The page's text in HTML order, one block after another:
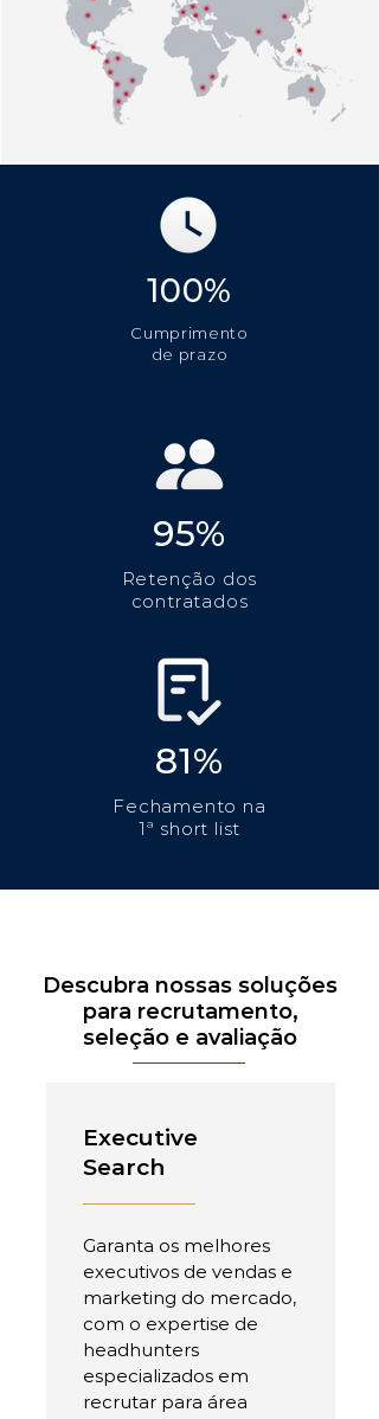
100%
Cumprimento
de prazo
95%
Retenção dos
contratados
81%
Fechamento na
1ª short list
Descubra nossas soluções
para recrutamento,
seleção e avaliação
Executive
Search
Garanta os melhores
executivos de vendas e
marketing do mercado,
com o expertise de
headhunters
especializados em
recrutar para área